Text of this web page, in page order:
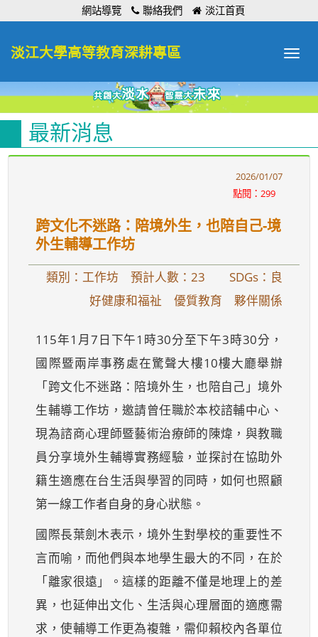
網站導覽 聯絡我們 淡江首頁
Toggle
淡江大學高等教育深耕專區
最新消息
2026/01/07
點閱：299
跨文化不迷路：陪境外生，也陪自己-境
外生輔導工作坊
類別：工作坊 預計人數：23
SDGs：良
好健康和福祉 優質教育 夥伴關係
115年1月7日下午1時30分至下午3時30分，
國際暨兩岸事務處在驚聲大樓10樓大廳舉辦
「跨文化不迷路：陪境外生，也陪自己」境外
生輔導工作坊，邀請曾任職於本校諮輔中心、
現為諮商心理師暨藝術治療師的陳煒，與教職
員分享境外生輔導實務經驗，並探討在協助外
籍生適應在台生活與學習的同時，如何也照顧
第一線工作者自身的身心狀態。
國際長葉劍木表示，境外生對學校的重要性不
言而喻，而他們與本地學生最大的不同，在於
「離家很遠」。這樣的距離不僅是地理上的差
異，也延伸出文化、生活與心理層面的適應需
求，使輔導工作更為複雜，需仰賴校內各單位